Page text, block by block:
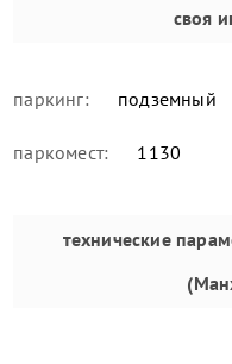
своя
паркинг: подземный
паркомест: 1130
технические